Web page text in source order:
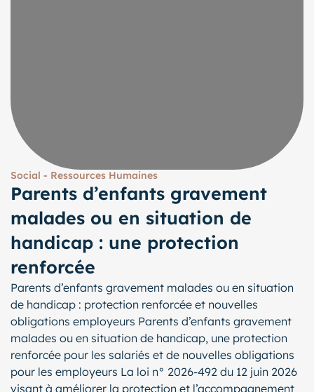
Social - Ressources Humaines
Parents d’enfants gravement
malades ou en situation de
handicap : une protection
renforcée
Parents d’enfants gravement malades ou en situation
de handicap : protection renforcée et nouvelles
obligations employeurs Parents d’enfants gravement
malades ou en situation de handicap, une protection
renforcée pour les salariés et de nouvelles obligations
pour les employeurs La loi n° 2026-492 du 12 juin 2026
visant à améliorer la protection et l’accompagnement